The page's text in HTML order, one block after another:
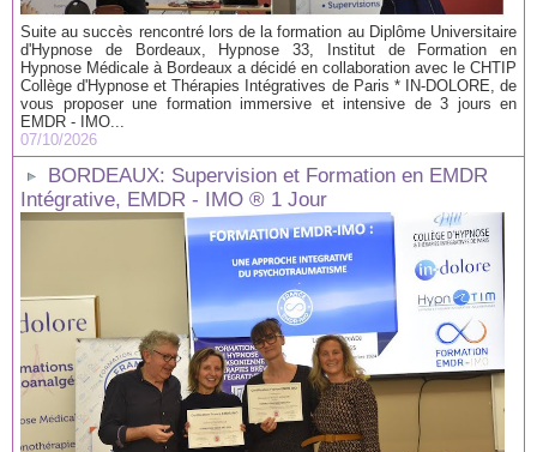
Suite au succès rencontré lors de la formation au Diplôme Universitaire
d'Hypnose de Bordeaux, Hypnose 33, Institut de Formation en
Hypnose Médicale à Bordeaux a décidé en collaboration avec le CHTIP
Collège d'Hypnose et Thérapies Intégratives de Paris * IN-DOLORE, de
vous proposer une formation immersive et intensive de 3 jours en
EMDR - IMO...
07/10/2026
BORDEAUX: Supervision et Formation en EMDR
Intégrative, EMDR - IMO ® 1 Jour